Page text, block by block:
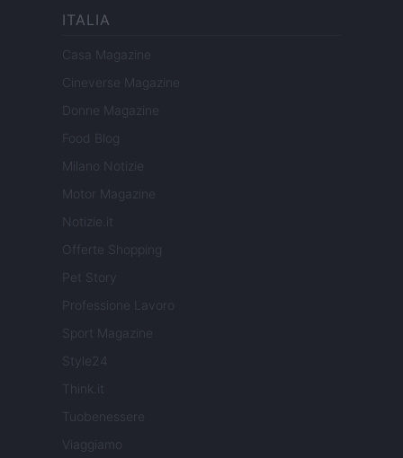
ITALIA
Casa Magazine
Cineverse Magazine
Donne Magazine
Food Blog
Milano Notizie
Motor Magazine
Notizie.it
Offerte Shopping
Pet Story
Professione Lavoro
Sport Magazine
Style24
Think.it
Tuobenessere
Viaggiamo